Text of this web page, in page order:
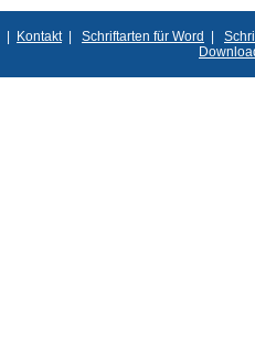
| Kontakt| Schriftarten für Word |